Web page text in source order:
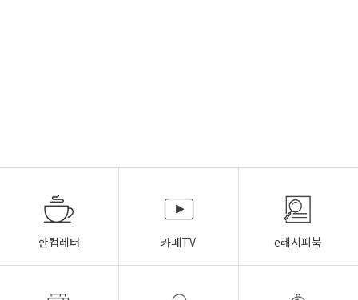
한컵레터 카페TV e레시피북